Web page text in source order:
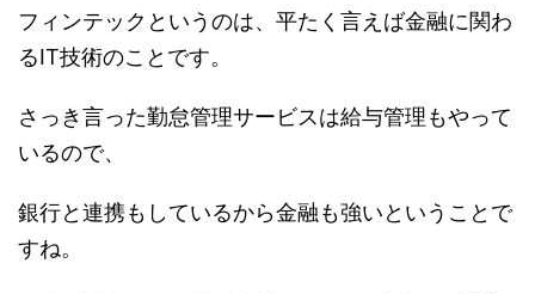
フィンテックというのは、平たく言えば金融に関わ
るIT技術のことです。
さっき言った勤怠管理サービスは給与管理もやって
いるので、
銀行と連携もしているから金融も強いということで
すね。